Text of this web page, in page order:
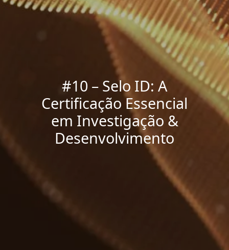
#10 – Selo ID: A
Certificação Essencial
em Investigação &
Desenvolvimento